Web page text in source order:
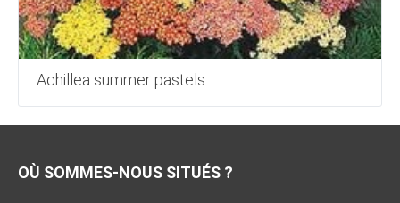
Achillea summer pastels
OÙ SOMMES-NOUS SITUÉS ?